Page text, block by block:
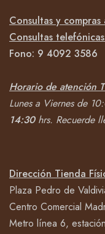
Consultas y compras
Consultas
Fono: 9 4092 3586
Horario de atención
Lunes a Viernes de
14:30hrs. Recuerde
Dirección Tienda
Plaza Pedro de
Centro Comercial
Metro línea 6,